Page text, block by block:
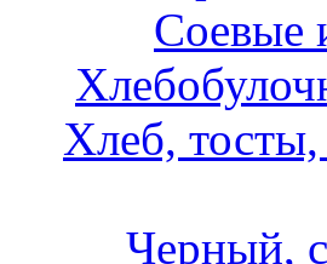
Соевые
Хлеб,
Черный,